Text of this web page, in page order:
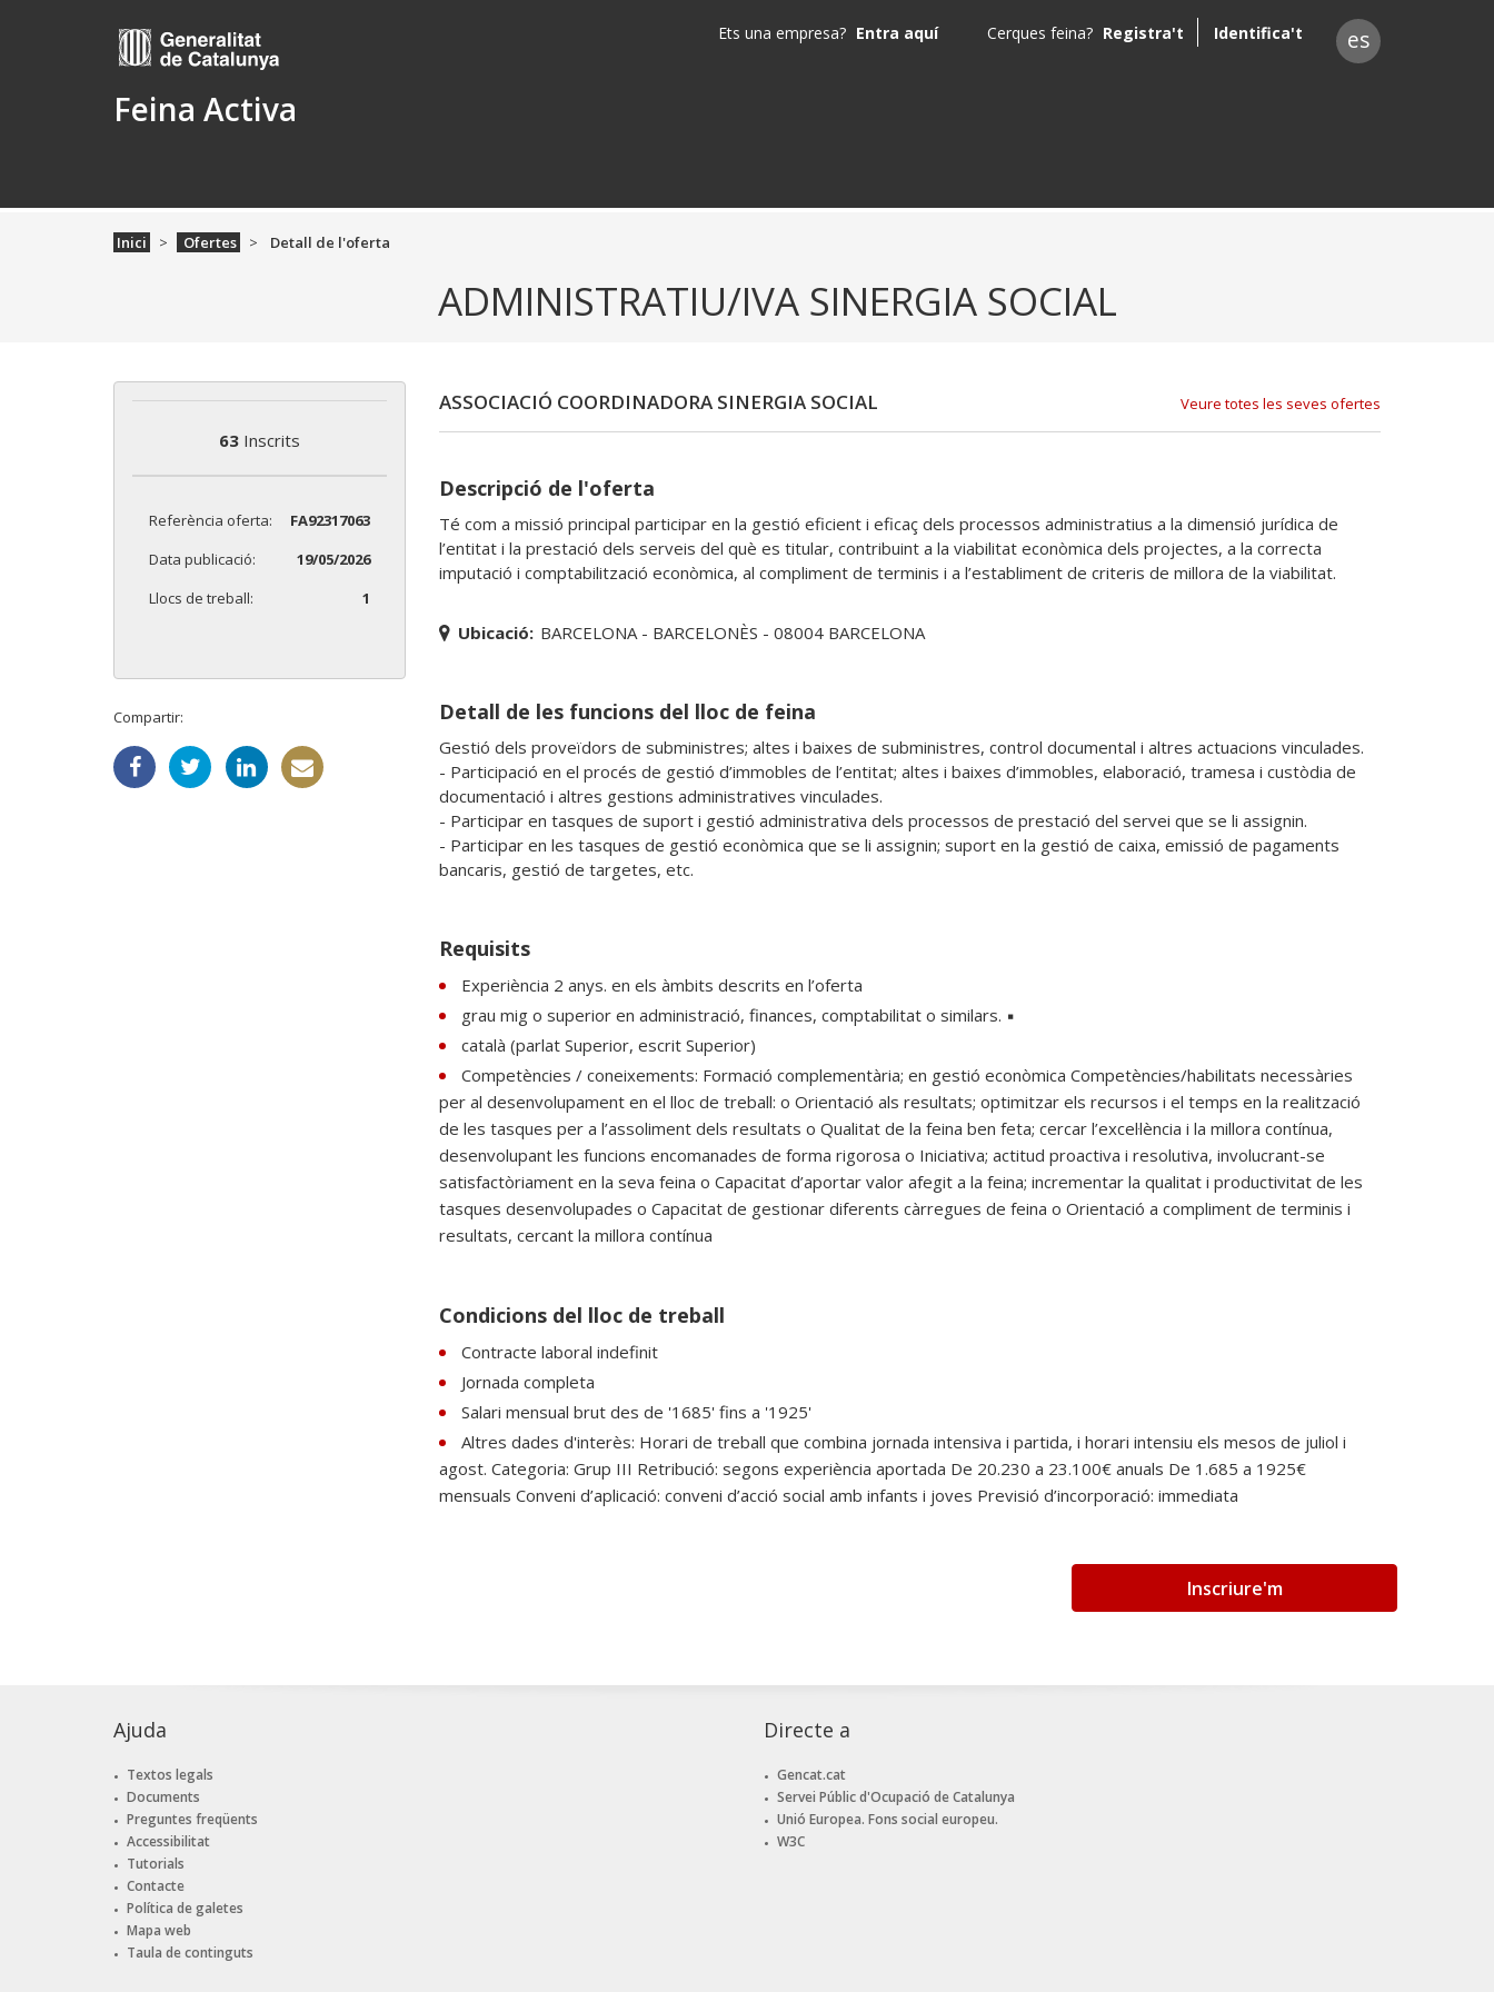
Feina Activa
Ets una empresa? Entra aquí Cerques feina? Registra't Identifica't es
Inici Ofertes Detall de l'oferta
ADMINISTRATIU/IVA SINERGIA SOCIAL
63Inscrits
Referència oferta:
FA92317063
Data publicació:
19/05/2026
Llocs de treball:
1
Compartir:
ASSOCIACIÓ COORDINADORA SINERGIA SOCIAL Veure totes les seves ofertes
Descripció de l'oferta
Té com a missió principal participar en la gestió eficient i eficaç dels processos administratius a la dimensió jurídica de
l’entitat i la prestació dels serveis del què es titular, contribuint a la viabilitat econòmica dels projectes, a la correcta
imputació i comptabilització econòmica, al compliment de terminis i a l’establiment de criteris de millora de la viabilitat.
Ubicació: BARCELONA - BARCELONÈS - 08004 BARCELONA
Detall de les funcions del lloc de feina
Gestió dels proveïdors de subministres; altes i baixes de subministres, control documental i altres actuacions vinculades.
- Participació en el procés de gestió d’immobles de l’entitat; altes i baixes d’immobles, elaboració, tramesa i custòdia de
documentació i altres gestions administratives vinculades.
- Participar en tasques de suport i gestió administrativa dels processos de prestació del servei que se li assignin.
- Participar en les tasques de gestió econòmica que se li assignin; suport en la gestió de caixa, emissió de pagaments
bancaris, gestió de targetes, etc.
Requisits
Experiència 2 anys. en els àmbits descrits en l’oferta
grau mig o superior en administració, finances, comptabilitat o similars. ▪
català (parlat Superior, escrit Superior)
Competències / coneixements: Formació complementària; en gestió econòmica Competències/habilitats necessàries
per al desenvolupament en el lloc de treball: o Orientació als resultats; optimitzar els recursos i el temps en la realització
de les tasques per a l’assoliment dels resultats o Qualitat de la feina ben feta; cercar l’excel·lència i la millora contínua,
desenvolupant les funcions encomanades de forma rigorosa o Iniciativa; actitud proactiva i resolutiva, involucrant-se
satisfactòriament en la seva feina o Capacitat d’aportar valor afegit a la feina; incrementar la qualitat i productivitat de les
tasques desenvolupades o Capacitat de gestionar diferents càrregues de feina o Orientació a compliment de terminis i
resultats, cercant la millora contínua
Condicions del lloc de treball
Contracte laboral indefinit
Jornada completa
Salari mensual brut des de '1685' fins a '1925'
Altres dades d'interès: Horari de treball que combina jornada intensiva i partida, i horari intensiu els mesos de juliol i
agost. Categoria: Grup III Retribució: segons experiència aportada De 20.230 a 23.100€ anuals De 1.685 a 1925€
mensuals Conveni d’aplicació: conveni d’acció social amb infants i joves Previsió d’incorporació: immediata
Inscriure'm
Ajuda
Textos legals
Documents
Preguntes freqüents
Accessibilitat
Tutorials
Contacte
Política de galetes
Mapa web
Taula de continguts
Directe a
Gencat.cat
Servei Públic d'Ocupació de Catalunya
Unió Europea. Fons social europeu.
W3C